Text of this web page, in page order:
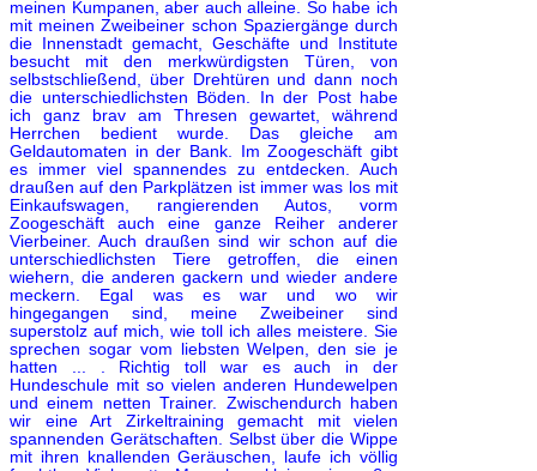
meinen Kumpanen, aber auch alleine. So habe ich
mit meinen Zweibeiner schon Spaziergänge durch
die Innenstadt gemacht, Geschäfte und Institute
besucht mit den merkwürdigsten Türen, von
selbstschließend, über Drehtüren und dann noch
die unterschiedlichsten Böden. In der Post habe
ich ganz brav am Thresen gewartet, während
Herrchen bedient wurde. Das gleiche am
Geldautomaten in der Bank. Im Zoogeschäft gibt
es immer viel spannendes zu entdecken. Auch
draußen auf den Parkplätzen ist immer was los mit
Einkaufswagen, rangierenden Autos, vorm
Zoogeschäft auch eine ganze Reiher anderer
Vierbeiner. Auch draußen sind wir schon auf die
unterschiedlichsten Tiere getroffen, die einen
wiehern, die anderen gackern und wieder andere
meckern. Egal was es war und wo wir
hingegangen sind, meine Zweibeiner sind
superstolz auf mich, wie toll ich alles meistere. Sie
sprechen sogar vom liebsten Welpen, den sie je
hatten ... . Richtig toll war es auch in der
Hundeschule mit so vielen anderen Hundewelpen
und einem netten Trainer. Zwischendurch haben
wir eine Art Zirkeltraining gemacht mit vielen
spannenden Gerätschaften. Selbst über die Wippe
mit ihren knallenden Geräuschen, laufe ich völlig